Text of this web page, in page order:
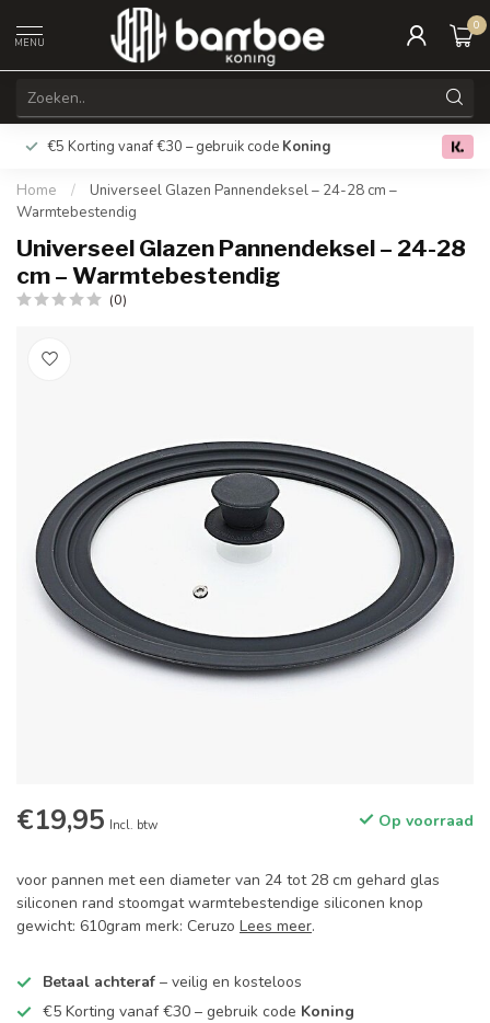
MENU
0
€5 Korting vanaf €30 – gebruik code Koning Gratis
Home /
Universeel Glazen Pannendeksel – 24-28 cm –
Warmtebestendig
Universeel Glazen Pannendeksel – 24-28
cm – Warmtebestendig
(0)
€19,95 Incl. btw Op voorraad
voor pannen met een diameter van 24 tot 28 cm gehard glas
siliconen rand stoomgat warmtebestendige siliconen knop
gewicht: 610gram merk: Ceruzo Lees meer.
Betaal achteraf – veilig en kosteloos
€5 Korting vanaf €30 – gebruik code Koning